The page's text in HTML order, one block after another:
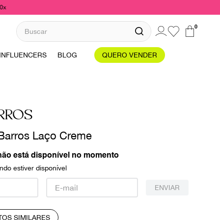
Buscar 0
INFLUENCERS BLOG QUERO VENDER
Laço Creme
está disponível no momento
estiver disponível
ENVIAR
SIMILARES